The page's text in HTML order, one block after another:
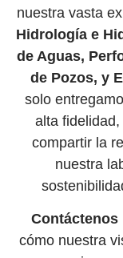
nuestra vasta
Hidrología e
de Aguas,
de Pozos, y
solo
alta
compartir la
nuestra
Contáctenos
cómo nuestra